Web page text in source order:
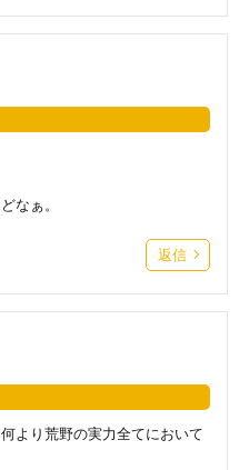
なぁ。
返信
より荒野の実力全てにおいて